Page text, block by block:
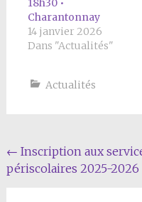
18h30 •
Charantonnay
14 janvier 2026
Dans "Actualités"
Actualités
Navigation
Article
← Inscription aux
périscolaires 2025-2026